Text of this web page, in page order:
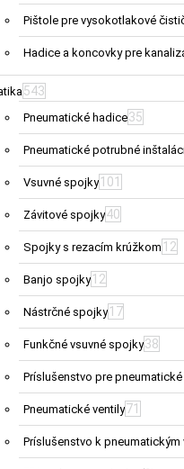
Pištole pre vysokotlakové
Hadice a koncovky pre
543
Pneumatické hadice35
Pneumatické potrubné
Vsuvné spojky 101
Závitové spojky40
Spojky s rezacím krúžkom 12
Banjo spojky 12
Nástrčné spojky 17
Funkčné vsuvné spojky38
Príslušenstvo pre
Pneumatické ventily71
Príslušenstvo k pneumatickým